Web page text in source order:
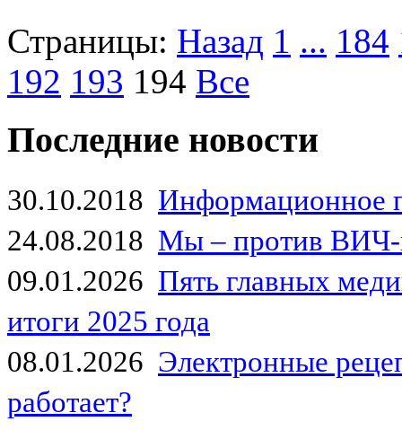
Страницы: Назад 1 ... 184
192 193 194 Все
Последние новости
30.10.2018 Информационное
24.08.2018 Мы – против
09.01.2026 Пять главных
итоги 2025 года
08.01.2026 Электронные
работает?